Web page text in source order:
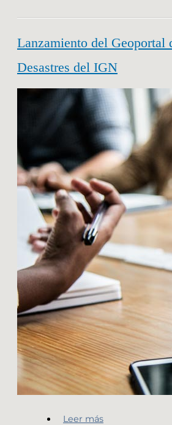
Lanzamiento del Geoportal
Desastres del IGN
Leer más